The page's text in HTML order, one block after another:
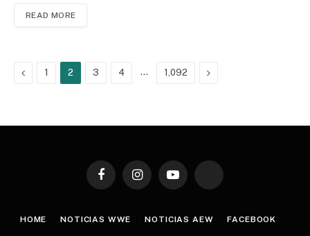
READ MORE
Previous
1 2 3 4 … 1,092 Next
FacebookInstagramYouTube TikTok
HOME NOTICIAS WWE NOTICIAS AEW FACEBOOK